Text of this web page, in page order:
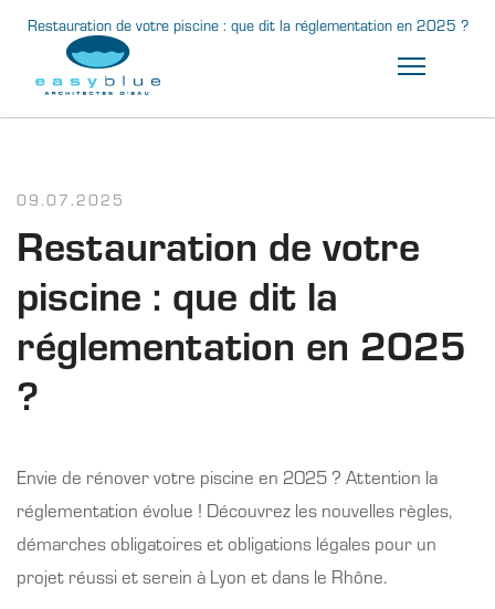
Restauration de votre piscine : que dit la réglementation en 2025 ?
09.07.2025
Restauration de votre
piscine : que dit la
réglementation en 2025
?
Envie de rénover votre piscine en 2025 ? Attention la
réglementation évolue ! Découvrez les nouvelles règles,
démarches obligatoires et obligations légales pour un
projet réussi et serein à Lyon et dans le Rhône.